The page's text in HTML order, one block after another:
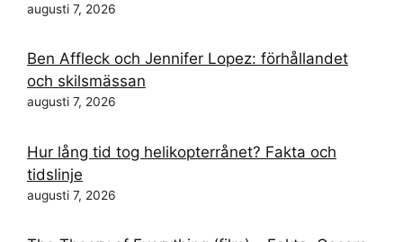
augusti 7, 2026
Ben Affleck och Jennifer Lopez: förhållandet
och skilsmässan
augusti 7, 2026
Hur lång tid tog helikopterrånet? Fakta och
tidslinje
augusti 7, 2026